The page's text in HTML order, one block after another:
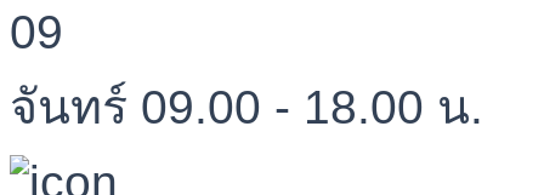
จันทร์ 09.00 - 18.00 น.